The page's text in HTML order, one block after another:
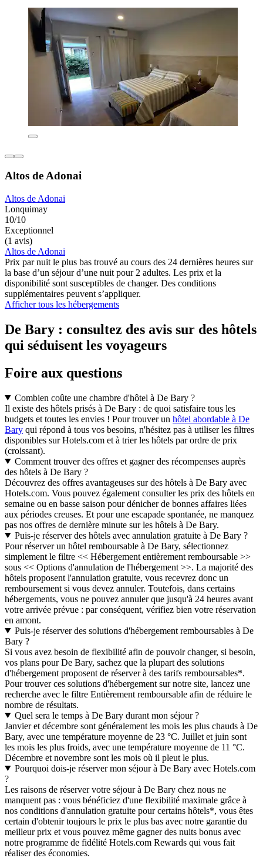
Altos de Adonai
Altos de Adonai
Lonquimay
10/10
Exceptionnel
(1 avis)
Altos de Adonai
Prix par nuit le plus bas trouvé au cours des 24 dernières heures sur
la base d’un séjour d’une nuit pour 2 adultes. Les prix et la
disponibilité sont susceptibles de changer. Des conditions
supplémentaires peuvent s’appliquer.
Afficher tous les hébergements
De Bary : consultez des avis sur des hôtels
qui séduisent les voyageurs
Foire aux questions
Combien coûte une chambre d'hôtel à De Bary ?
Il existe des hôtels prisés à De Bary : de quoi satisfaire tous les
budgets et toutes les envies ! Pour trouver un hôtel abordable à De
Bary qui répond à tous vos besoins, n'hésitez pas à utiliser les filtres
disponibles sur Hotels.com et à trier les hôtels par ordre de prix
(croissant).
Comment trouver des offres et gagner des récompenses auprès
des hôtels à De Bary ?
Découvrez des offres avantageuses sur des hôtels à De Bary avec
Hotels.com. Vous pouvez également consulter les prix des hôtels en
semaine ou en basse saison pour dénicher de bonnes affaires liées
aux périodes creuses. Et pour une escapade spontanée, ne manquez
pas nos offres de dernière minute sur les hôtels à De Bary.
Puis-je réserver des hôtels avec annulation gratuite à De Bary ?
Pour réserver un hôtel remboursable à De Bary, sélectionnez
simplement le filtre << Hébergement entièrement remboursable >>
sous << Options d'annulation de l'hébergement >>. La majorité des
hôtels proposent l'annulation gratuite, vous recevrez donc un
remboursement si vous devez annuler. Toutefois, dans certains
hébergements, vous ne pouvez annuler que jusqu'à 24 heures avant
votre arrivée prévue : par conséquent, vérifiez bien votre réservation
en amont.
Puis-je réserver des solutions d'hébergement remboursables à De
Bary ?
Si vous avez besoin de flexibilité afin de pouvoir changer, si besoin,
vos plans pour De Bary, sachez que la plupart des solutions
d'hébergement proposent de réserver à des tarifs remboursables*.
Pour trouver ces solutions d'hébergement sur notre site, lancez une
recherche avec le filtre Entièrement remboursable afin de réduire le
nombre de résultats.
Quel sera le temps à De Bary durant mon séjour ?
Janvier et décembre sont généralement les mois les plus chauds à De
Bary, avec une température moyenne de 23 °C. Juillet et juin sont
les mois les plus froids, avec une température moyenne de 11 °C.
Décembre et novembre sont les mois où il pleut le plus.
Pourquoi dois-je réserver mon séjour à De Bary avec Hotels.com
?
Les raisons de réserver votre séjour à De Bary chez nous ne
manquent pas : vous bénéficiez d'une flexibilité maximale grâce à
nos conditions d'annulation gratuite pour certains hôtels*, vous êtes
certain d'obtenir toujours le prix le plus bas avec notre garantie du
meilleur prix et vous pouvez même gagner des nuits bonus avec
notre programme de fidélité Hotels.com Rewards qui vous fait
réaliser des économies.